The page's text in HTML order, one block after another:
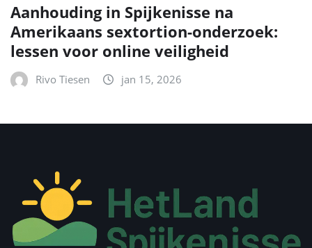
Aanhouding in Spijkenisse na
Amerikaans sextortion-onderzoek:
lessen voor online veiligheid
Rivo Tiesen jan 15, 2026